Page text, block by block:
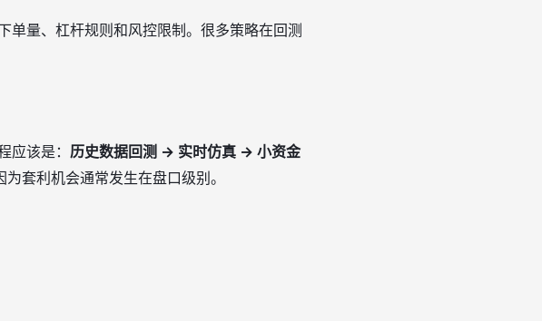
单量、杠杆规则和风控限制。很多策略在回测
该是： 历史数据回测 → 实时仿真 → 小资金
套利机会通常发生在盘口级别。